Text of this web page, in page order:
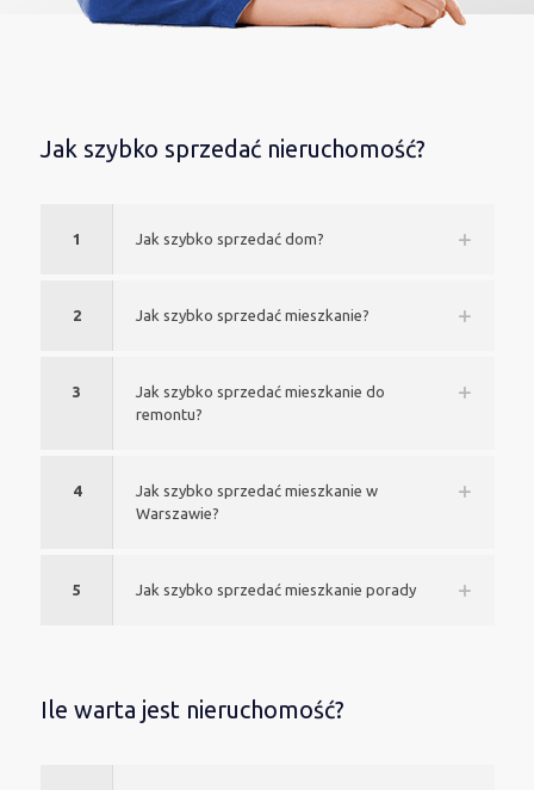
Jak szybko sprzedać nieruchomość?
1 Jak szybko sprzedać dom?
2 Jak szybko sprzedać mieszkanie?
3
Jak szybko sprzedać mieszkanie do
remontu?
4
Jak szybko sprzedać mieszkanie w
Warszawie?
5 Jak szybko sprzedać mieszkanie porady
Ile warta jest nieruchomość?